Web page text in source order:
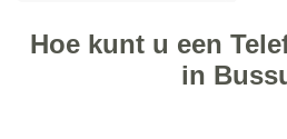
Hoe kunt u een
in